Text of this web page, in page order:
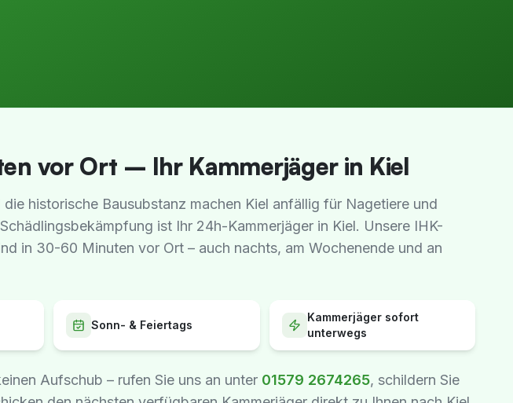
vor Ort – Ihr Kammerjäger in Kiel
historische Bausubstanz machen Kiel anfällig für Nagetiere und
ist Ihr 24h-Kammerjäger in Kiel. Unsere IHK-
in 30-60 Minuten vor Ort – auch nachts, am Wochenende und an
Sonn- & Feiertags
Kammerjäger sofort
unterwegs
Aufschub – rufen Sie uns an unter 01579 2674265, schildern Sie